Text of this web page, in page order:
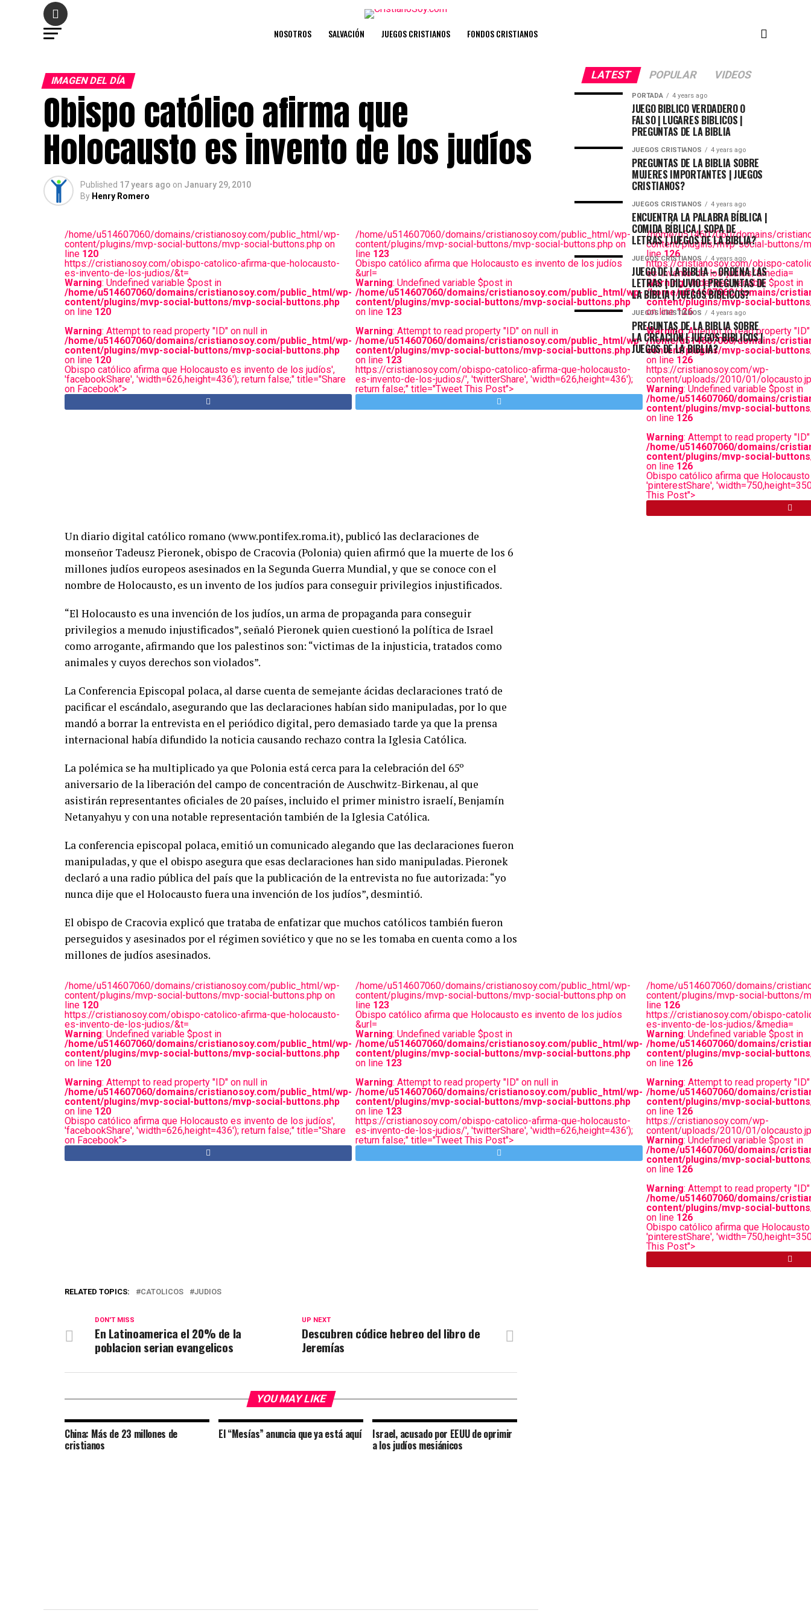
NOSOTROS SALVACIÓN JUEGOS CRISTIANOS FONDOS CRISTIANOS
IMAGEN DEL DÍA
Obispo católico afirma que
Holocausto es invento de los judíos
Published 17 years ago on January 29, 2010
By Henry Romero
/home/u514607060/domains/cristianosoy.com/public_html/wp-
content/plugins/mvp-social-buttons/mvp-social-buttons.php on
line 120
https://cristianosoy.com/obispo-catolico-afirma-que-holocausto-
es-invento-de-los-judios/&t=
Warning: Undefined variable $post in
/home/u514607060/domains/cristianosoy.com/public_html/wp-
content/plugins/mvp-social-buttons/mvp-social-buttons.php
on line 120
Warning: Attempt to read property "ID" on null in
/home/u514607060/domains/cristianosoy.com/public_html/wp-
content/plugins/mvp-social-buttons/mvp-social-buttons.php
on line 120
Obispo católico afirma que Holocausto es invento de los judíos',
'facebookShare', 'width=626,height=436'); return false;" title="Share
on Facebook">
/home/u514607060/domains/cristianosoy.com/public_html/wp-
content/plugins/mvp-social-buttons/mvp-social-buttons.php on
line 123
Obispo católico afirma que Holocausto es invento de los judíos
&url=
Warning: Undefined variable $post in
/home/u514607060/domains/cristianosoy.com/public_html/wp-
content/plugins/mvp-social-buttons/mvp-social-buttons.php
on line 123
Warning: Attempt to read property "ID" on null in
/home/u514607060/domains/cristianosoy.com/public_html/wp-
content/plugins/mvp-social-buttons/mvp-social-buttons.php
on line 123
https://cristianosoy.com/obispo-catolico-afirma-que-holocausto-
es-invento-de-los-judios/', 'twitterShare', 'width=626,height=436');
return false;" title="Tweet This Post">
/home/u514607060/domains/
content/plugins/mvp-social-buttons/
line126
https://cristianosoy.com/obispo-
es-invento-de-los-judios/&media=
Warning: Undefined variable $post in
/home/u514607060/domains/
content/plugins/mvp-social-
on line126
Warning: Attempt to read property
/home/u514607060/domains/
content/plugins/mvp-social-
on line 126
https://cristianosoy.com/wp-
content/uploads/2010/01/
Warning: Undefined variable $post in
/home/u514607060/domains/
content/plugins/mvp-social-
on line 126
Warning: Attempt to read property
/home/u514607060/domains/
content/plugins/mvp-social-
on line 126
Obispo católico afirma que
'pinterestShare',
This Post">
Un diario digital católico romano (www.pontifex.roma.it), publicó las declaraciones de
monseñor Tadeusz Pieronek, obispo de Cracovia (Polonia) quien afirmó que la muerte de los 6
millones judíos europeos asesinados en la Segunda Guerra Mundial, y que se conoce con el
nombre de Holocausto, es un invento de los judíos para conseguir privilegios injustificados.
“El Holocausto es una invención de los judíos, un arma de propaganda para conseguir
privilegios a menudo injustificados”, señaló Pieronek quien cuestionó la política de Israel
como arrogante, afirmando que los palestinos son: “victimas de la injusticia, tratados como
animales y cuyos derechos son violados”.
La Conferencia Episcopal polaca, al darse cuenta de semejante ácidas declaraciones trató de
pacificar el escándalo, asegurando que las declaraciones habían sido manipuladas, por lo que
mandó a borrar la entrevista en el periódico digital, pero demasiado tarde ya que la prensa
internacional había difundido la noticia causando rechazo contra la Iglesia Católica.
La polémica se ha multiplicado ya que Polonia está cerca para la celebración del 65º
aniversario de la liberación del campo de concentración de Auschwitz-Birkenau, al que
asistirán representantes oficiales de 20 países, incluido el primer ministro israelí, Benjamín
Netanyahyu y con una notable representación también de la Iglesia Católica.
La conferencia episcopal polaca, emitió un comunicado alegando que las declaraciones fueron
manipuladas, y que el obispo asegura que esas declaraciones han sido manipuladas. Pieronek
declaró a una radio pública del país que la publicación de la entrevista no fue autorizada: “yo
nunca dije que el Holocausto fuera una invención de los judíos”, desmintió.
El obispo de Cracovia explicó que trataba de enfatizar que muchos católicos también fueron
perseguidos y asesinados por el régimen soviético y que no se les tomaba en cuenta como a los
millones de judíos asesinados.
/home/u514607060/domains/cristianosoy.com/public_html/wp-
content/plugins/mvp-social-buttons/mvp-social-buttons.php on
line 120
https://cristianosoy.com/obispo-catolico-afirma-que-holocausto-
es-invento-de-los-judios/&t=
Warning: Undefined variable $post in
/home/u514607060/domains/cristianosoy.com/public_html/wp-
content/plugins/mvp-social-buttons/mvp-social-buttons.php
on line 120
Warning: Attempt to read property "ID" on null in
/home/u514607060/domains/cristianosoy.com/public_html/wp-
content/plugins/mvp-social-buttons/mvp-social-buttons.php
on line 120
Obispo católico afirma que Holocausto es invento de los judíos',
'facebookShare', 'width=626,height=436'); return false;" title="Share
on Facebook">
/home/u514607060/domains/cristianosoy.com/public_html/wp-
content/plugins/mvp-social-buttons/mvp-social-buttons.php on
line 123
Obispo católico afirma que Holocausto es invento de los judíos
&url=
Warning: Undefined variable $post in
/home/u514607060/domains/cristianosoy.com/public_html/wp-
content/plugins/mvp-social-buttons/mvp-social-buttons.php
on line 123
Warning: Attempt to read property "ID" on null in
/home/u514607060/domains/cristianosoy.com/public_html/wp-
content/plugins/mvp-social-buttons/mvp-social-buttons.php
on line 123
https://cristianosoy.com/obispo-catolico-afirma-que-holocausto-
es-invento-de-los-judios/', 'twitterShare', 'width=626,height=436');
return false;" title="Tweet This Post">
/home/u514607060/domains/
content/plugins/mvp-social-buttons/
line 126
https://cristianosoy.com/obispo-
es-invento-de-los-judios/&media=
Warning: Undefined variable $post in
/home/u514607060/domains/
content/plugins/mvp-social-
on line 126
Warning: Attempt to read property
/home/u514607060/domains/
content/plugins/mvp-social-
on line 126
https://cristianosoy.com/wp-
content/uploads/2010/01/
Warning: Undefined variable $post in
/home/u514607060/domains/
content/plugins/mvp-social-
on line 126
Warning: Attempt to read property
/home/u514607060/domains/
content/plugins/mvp-social-
on line 126
Obispo católico afirma que
'pinterestShare',
This Post">
RELATED TOPICS: CATOLICOS JUDIOS
UP NEXT
Descubren códice hebreo del libro de
Jeremías
DON'T MISS
En Latinoamerica el 20% de la
poblacion serian evangelicos
YOU MAY LIKE
China: Más de 23 millones de
cristianos
El “Mesías” anuncia que ya está aquí Israel, acusado por EEUU de oprimir
a los judíos mesiánicos
LATEST POPULAR VIDEOS
PORTADA 4 years ago
JUEGO BIBLICO VERDADERO O
FALSO | LUGARES BIBLICOS |
PREGUNTAS DE LA BIBLIA
JUEGOS CRISTIANOS 4 years ago
PREGUNTAS DE LA BIBLIA SOBRE
MUJERES IMPORTANTES | JUEGOS
CRISTIANOS?
JUEGOS CRISTIANOS 4 years ago
ENCUENTRA LA PALABRA BÍBLICA |
COMIDA BÍBLICA | SOPA DE
LETRAS | JUEGOS DE LA BIBLIA?
JUEGOS CRISTIANOS 4 years ago
JUEGO DE LA BIBLIA – ORDENA LAS
LETRAS | DILUVIO | PREGUNTAS DE
LA BIBLIA | JUEGOS BIBLICOS?
JUEGOS CRISTIANOS 4 years ago
PREGUNTAS DE LA BIBLIA SOBRE
LA CREACIÓN | JUEGOS BIBLICOS |
JUEGOS DE LA BIBLIA?